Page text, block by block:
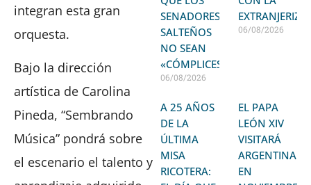
integran esta gran
orquesta.
Bajo la dirección
artística de Carolina
Pineda, “Sembrando
Música” pondrá sobre
el escenario el talento y
SENADORES
SALTEÑOS
NO SEAN
«CÓMPLICES»
06/08/2026
06/08/2026
A 25 AÑOS
DE LA
ÚLTIMA
MISA
RICOTERA:
EL PAPA
LEÓN XIV
VISITARÁ
ARGENTINA
EN